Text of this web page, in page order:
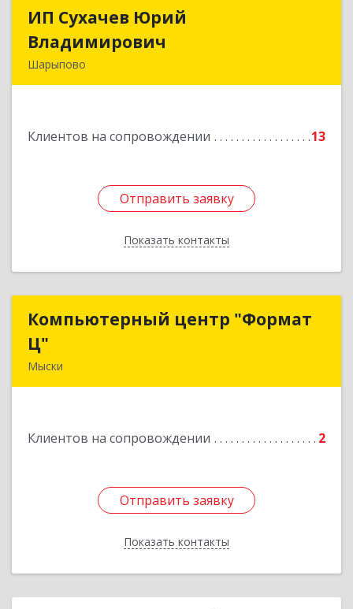
ИП Сухачев Юрий
Владимирович
Шарыпово
Клиентов на сопровождении 13
Отправить заявку
Показать контакты
ИП Сухачев Юрий
Подробнее
Отправить заявку
Назад
Компьютерный центр "Формат
Ц"
Мыски
Клиентов на сопровождении 2
Отправить заявку
Показать контакты
Компьютерный центр "Формат
Подробнее
Отправить заявку
Назад